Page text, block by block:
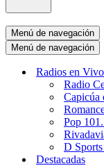
Menú de navegación
Menú de navegación
Radios en Vivo
Radio
Capicúa
Pop
D
Destacadas